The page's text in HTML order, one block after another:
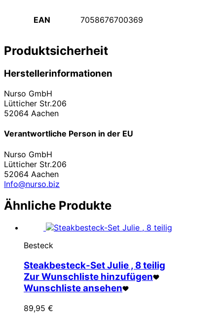
EAN 7058676700369
Produktsicherheit
Herstellerinformationen
Nurso GmbH
Lütticher Str.206
52064 Aachen
Verantwortliche Person in der EU
Nurso GmbH
Lütticher Str.206
52064 Aachen
Info@nurso.biz
Ähnliche Produkte
Besteck
Steakbesteck-Set Julie , 8 teilig
Zur Wunschliste hinzufügen
Wunschliste ansehen
89,95 €